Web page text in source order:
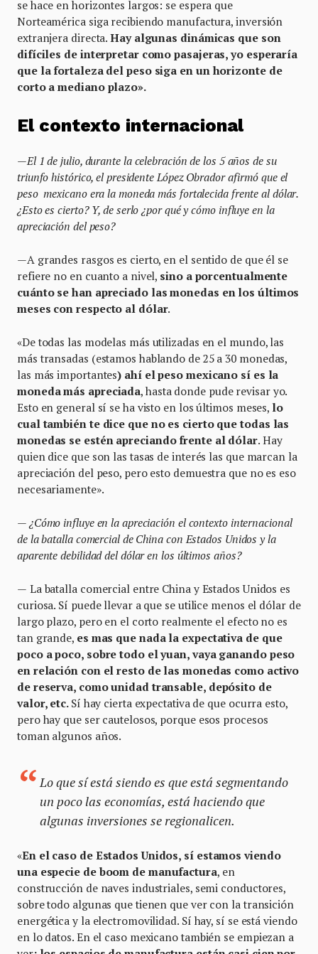
se hace en horizontes largos: se espera que
Norteamérica siga recibiendo manufactura, inversión
extranjera directa.Hay algunas dinámicas que son
difíciles de interpretar como pasajeras, yo esperaría
que la fortaleza del peso siga en un horizonte de
corto a mediano plazo».
El contexto internacional
—El 1 de julio, durante la celebración de los 5 años de su
triunfo histórico, el presidente López Obrador afirmó que el
peso mexicano era la moneda más fortalecida frente al dólar.
¿Esto es cierto? Y, de serlo ¿por qué y cómo influye en la
apreciación del peso?
—A grandes rasgos es cierto, en el sentido de que él se
refiere no en cuanto a nivel, sino a porcentualmente
cuánto se han apreciado las monedas en los últimos
meses con respecto al dólar.
«De todas las modelas más utilizadas en el mundo, las
más transadas (estamos hablando de 25 a 30 monedas,
las más importantes) ahí el peso mexicano sí es la
moneda más apreciada, hasta donde pude revisar yo.
Esto en general sí se ha visto en los últimos meses, lo
cual también te dice que no es cierto que todas las
monedas se estén apreciando frente al dólar. Hay
quien dice que son las tasas de interés las que marcan la
apreciación del peso, pero esto demuestra que no es eso
necesariamente».
—¿Cómo influye en la apreciación el contexto internacional
de la batalla comercial de China con Estados Unidos y la
aparente debilidad del dólar en los últimos años?
— La batalla comercial entre China y Estados Unidos es
curiosa. Sí puede llevar a que se utilice menos el dólar de
largo plazo, pero en el corto realmente el efecto no es
tan grande, es mas que nada la expectativa de que
poco a poco, sobre todo el yuan, vaya ganando peso
en relación con el resto de las monedas como activo
de reserva, como unidad transable, depósito de
valor, etc. Sí hay cierta expectativa de que ocurra esto,
pero hay que ser cautelosos, porque esos procesos
toman algunos años.
Lo que sí está siendo es que está segmentando
un poco las economías, está haciendo que
algunas inversiones se regionalicen.
«En el caso de Estados Unidos, sí estamos viendo
una especie de boom de manufactura, en
construcción de naves industriales, semi conductores,
sobre todo algunas que tienen que ver con la transición
energética y la electromovilidad. Sí hay, sí se está viendo
en lo datos. En el caso mexicano también se empiezan a